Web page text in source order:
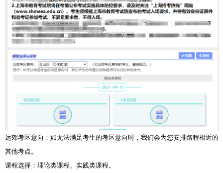
远郊考区意向：如无法满足考生的考区意向时，我们会为您安排路程相近的
其他考点。
课程选择：理论类课程、实践类课程。